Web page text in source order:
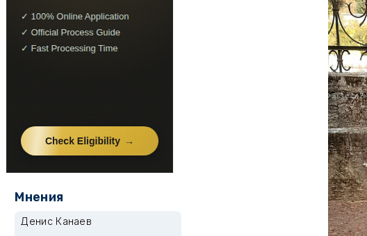
Мнения
Денис Канаев